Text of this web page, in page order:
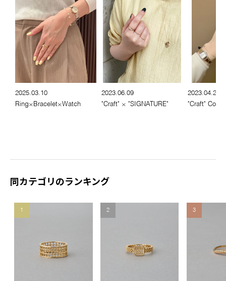
2025.03.10
Ring×Bracelet×Watch
2023.06.09
"Craft" × "SIGNATURE"
2023.04.21
"Craft"
同カテゴリのランキング
1 2 3